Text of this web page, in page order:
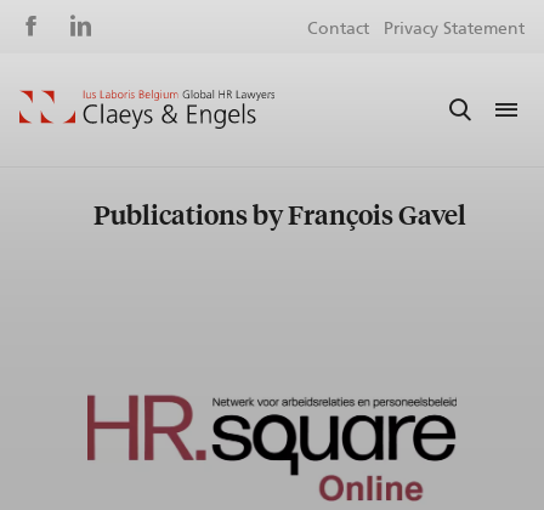
Social
Contact Privacy Statement
Publications by François Gavel